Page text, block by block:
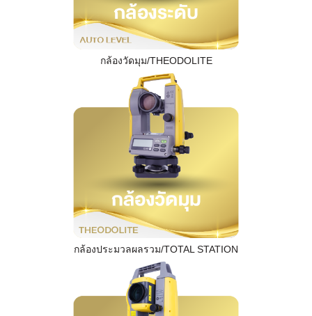
กล้องวัดมุม/THEODOLITE
กล้องประมวลผลรวม/TOTAL STATION